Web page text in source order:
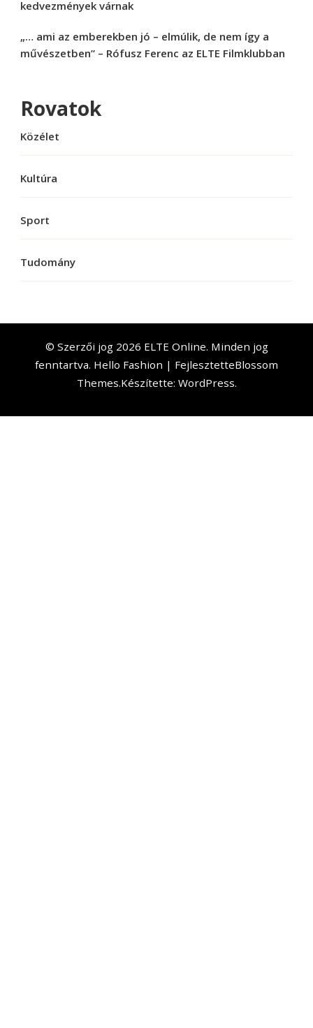
kedvezmények várnak
„… ami az emberekben jó – elmúlik, de nem így a
művészetben” – Rófusz Ferenc az ELTE Filmklubban
Rovatok
Közélet
Kultúra
Sport
Tudomány
© Szerzői jog 2026 ELTE Online. Minden jog
fenntartva. Hello Fashion | FejlesztetteBlossom
Themes.Készítette: WordPress.